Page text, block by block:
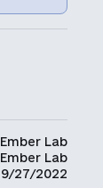
Ember Lab
Ember Lab
9/27/2022